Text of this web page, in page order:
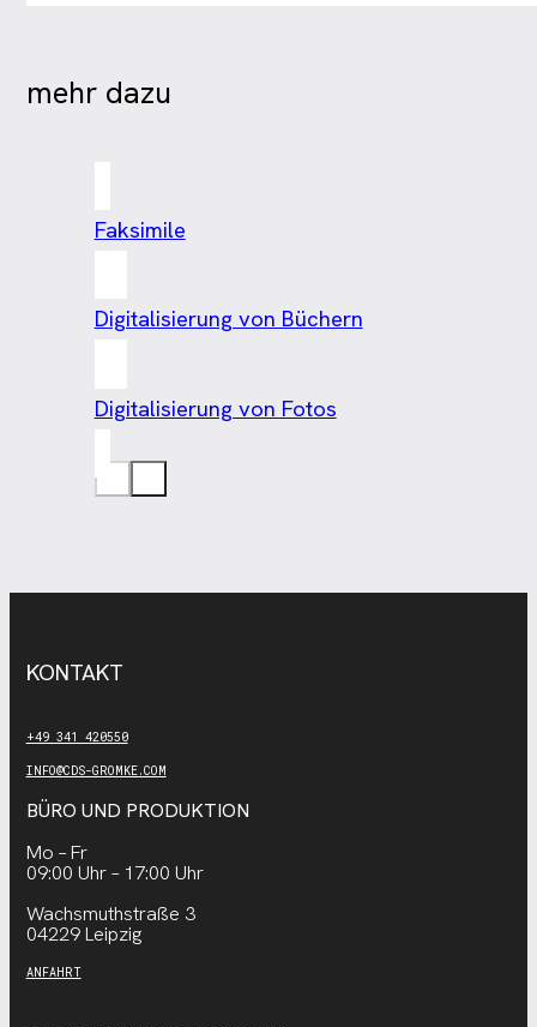
mehr dazu
Faksimile
Digitalisierung von Büchern
Digitalisierung von Fotos
KONTAKT
+49 341 420550
INFO@CDS-GROMKE.COM
BÜRO UND PRODUKTION
Mo – Fr
09:00 Uhr – 17:00 Uhr
Wachsmuthstraße 3
04229 Leipzig
ANFAHRT